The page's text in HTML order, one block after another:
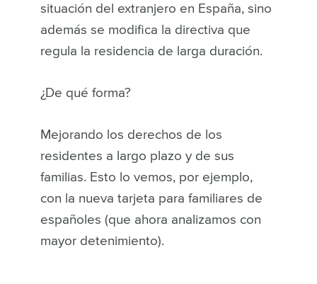
situación del extranjero en España, sino
además se modifica la directiva que
regula la residencia de larga duración.
¿De qué forma?
Mejorando los derechos de los
residentes a largo plazo y de sus
familias. Esto lo vemos, por ejemplo,
con la nueva tarjeta para familiares de
españoles (que ahora analizamos con
mayor detenimiento).